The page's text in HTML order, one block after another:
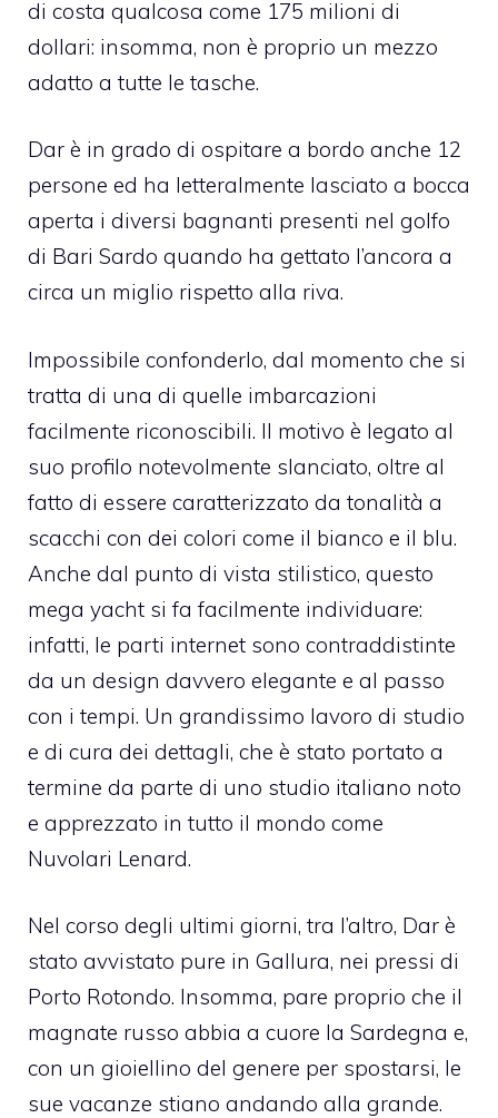
di costa qualcosa come 175 milioni di
dollari: insomma, non è proprio un mezzo
adatto a tutte le tasche.
Dar è in grado di ospitare a bordo anche 12
persone ed ha letteralmente lasciato a bocca
aperta i diversi bagnanti presenti nel golfo
di Bari Sardo quando ha gettato l’ancora a
circa un miglio rispetto alla riva.
Impossibile confonderlo, dal momento che si
tratta di una di quelle imbarcazioni
facilmente riconoscibili. Il motivo è legato al
suo profilo notevolmente slanciato, oltre al
fatto di essere caratterizzato da tonalità a
scacchi con dei colori come il bianco e il blu.
Anche dal punto di vista stilistico, questo
mega yacht si fa facilmente individuare:
infatti, le parti internet sono contraddistinte
da un design davvero elegante e al passo
con i tempi. Un grandissimo lavoro di studio
e di cura dei dettagli, che è stato portato a
termine da parte di uno studio italiano noto
e apprezzato in tutto il mondo come
Nuvolari Lenard.
Nel corso degli ultimi giorni, tra l’altro, Dar è
stato avvistato pure in Gallura, nei pressi di
Porto Rotondo. Insomma, pare proprio che il
magnate russo abbia a cuore la Sardegna e,
con un gioiellino del genere per spostarsi, le
sue vacanze stiano andando alla grande.